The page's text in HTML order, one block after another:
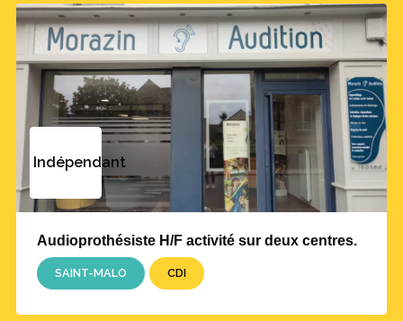
Indépendant
Audioprothésiste H/F activité sur deux centres.
SAINT-MALO CDI